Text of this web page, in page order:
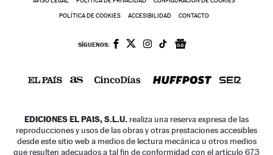
POLÍTICA DE COOKIES ACCESIBILIDAD CONTACTO
SÍGUENOS:
EDICIONES EL PAIS, S.L.U. realiza una reserva expresa de las
reproducciones y usos de las obras y otras prestaciones accesibles
desde este sitio web a medios de lectura mecánica u otros medios
que resulten adecuados a tal fin de conformidad con el artículo 67.3